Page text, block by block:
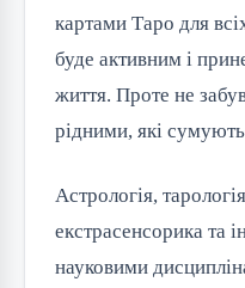
картами Таро для
буде активним і
життя. Проте не
рідними, які
Астрологія,
екстрасенсорика та
науковими